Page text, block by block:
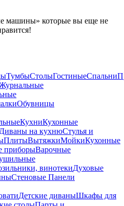
машины» которые вы еще не
ТумбыСтолыГостиныеСпальни
Обувницы
КухниКухонные
Диваны на кухнюСтулья и
ПлитыВытяжкиМойкиКухонные
приборыВарочные
винотекиДуховые
Стеновые Панели
Детские диваныШкафы для